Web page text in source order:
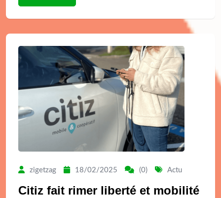
zigetzag 18/02/2025 (0) Actu
Citiz fait rimer liberté et mobilité